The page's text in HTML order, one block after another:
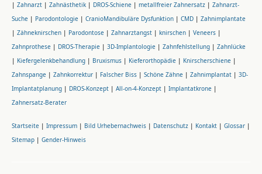
| Zahnarzt | Zahnästhetik | DROS-Schiene | metallfreier Zahnersatz | Zahnarzt-
Suche | Parodontologie | CranioMandibuläre Dysfunktion | CMD | Zahnimplantate
| Zähneknirschen | Parodontose | Zahnarztangst | knirschen | Veneers |
Zahnprothese | DROS-Therapie | 3D-Implantologie | Zahnfehlstellung | Zahnlücke
| Kiefergelenkbehandlung | Bruxismus | Kieferorthopädie | Knirscherschiene |
Zahnspange | Zahnkorrektur | Falscher Biss | Schöne Zähne | Zahnimplantat | 3D-
Implantatplanung | DROS-Konzept | All-on-4-Konzept | Implantatkrone |
Zahnersatz-Berater
Startseite | Impressum | Bild Urhebernachweis | Datenschutz | Kontakt | Glossar |
Sitemap | Gender-Hinweis